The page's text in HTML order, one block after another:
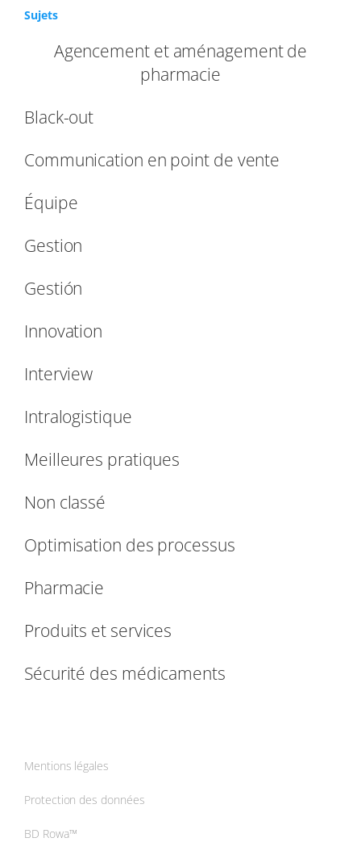
Sujets
Agencement et aménagement de
pharmacie
Black-out
Communication en point de vente
Équipe
Gestion
Gestión
Innovation
Interview
Intralogistique
Meilleures pratiques
Non classé
Optimisation des processus
Pharmacie
Produits et services
Sécurité des médicaments
Mentions légales
Protection des données
BD Rowa™